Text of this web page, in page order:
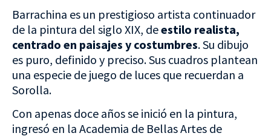
Barrachina es un prestigioso artista continuador
de la pintura del siglo XIX, deestilo realista,
centrado en paisajes y costumbres. Su dibujo
es puro, definido y preciso. Sus cuadros plantean
una especie de juego de luces que recuerdan a
Sorolla.
Con apenas doce años se inició en la pintura,
ingresó en la Academia de Bellas Artes de